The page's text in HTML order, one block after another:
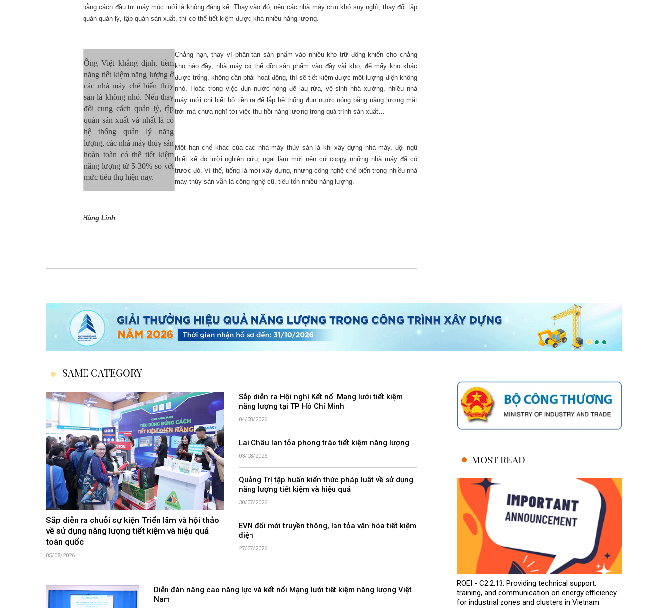
bằng cách đầu tư máy móc mới là không đáng kể. Thay vào đó, nếu các nhà máy chịu khó suy nghĩ, thay đổi tập
quán quản lý, tập quán sản xuất, thì có thể tiết kiệm được khá nhiều năng lượng.
Ông Việt khẳng định, tiềm
năng tiết kiệm năng lượng ở
các nhà máy chế biến thủy
sản là không nhỏ. Nếu thay
đổi cung cách quản lý, tập
quán sản xuất và nhất là có
hệ thống quản lý năng
lượng, các nhà máy thủy sản
hoàn toàn có thể tiết kiệm
năng lượng từ 5-30% so với
mức tiêu thụ hiện nay.
Chẳng hạn, thay vì phân tán sản phẩm vào nhiều kho trữ đông khiến cho chẳng
kho nào đầy, nhà máy có thể dồn sản phẩm vào đầy vài kho, để mấy kho khác
được trống, không cần phải hoạt động, thì sẽ tiết kiệm được môt lượng điện không
nhỏ. Hoặc trong việc đun nước nóng để lau rửa, vệ sinh nhà xưởng, nhiều nhà
máy mới chỉ biết bỏ tiền ra để lắp hệ thống đun nước nóng bằng năng lượng mặt
trời mà chưa nghĩ tới việc thu hồi năng lượng trong quá trình sản xuất…
Một hạn chế khác của các nhà máy thủy sản là khi xây dựng nhà máy, đội ngũ
thiết kế do lười nghiên cứu, ngại làm mới nên cứ coppy những nhà máy đã có
trước đó. Vì thế, tiếng là mới xây dựng, nhưng công nghệ chế biến trong nhiều nhà
máy thủy sản vẫn là công nghệ cũ, tiêu tốn nhiều năng lượng.
Hùng Linh
SAME CATEGORY
Sắp diễn ra chuỗi sự kiện Triển lãm và hội thảo
về sử dụng năng lượng tiết kiệm và hiệu quả
toàn quốc
05/08/2026
Sắp diễn ra Hội nghị Kết nối Mạng lưới tiết kiệm
năng lượng tại TP Hồ Chí Minh
04/08/2026
Lai Châu lan tỏa phong trào tiết kiệm năng lượng
03/08/2026
Quảng Trị tập huấn kiến thức pháp luật về sử dụng
năng lượng tiết kiệm và hiệu quả
30/07/2026
EVN đổi mới truyền thông, lan tỏa văn hóa tiết kiệm
điện
27/07/2026
Diễn đàn nâng cao năng lực và kết nối Mạng lưới tiết kiệm năng lượng Việt
Nam
MOST READ
ROEI - C2.2.13: Providing technical support,
training, and communication on energy efficiency
for industrial zones and clusters in Vietnam